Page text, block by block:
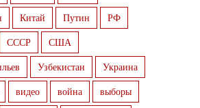
Китай Путин
РФ
СССР
США
Узбекистан
Украина
видео война
выборы